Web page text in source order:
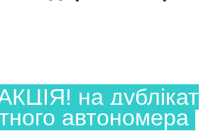
на дублікат
автономера